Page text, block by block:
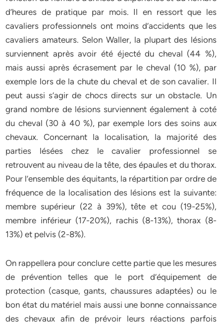
d’heures de pratique par mois. Il en ressort que les
cavaliers professionnels ont moins d’accidents que les
cavaliers amateurs. Selon Waller, la plupart des lésions
surviennent après avoir été éjecté du cheval (44 %),
mais aussi après écrasement par le cheval (10 %), par
exemple lors de la chute du cheval et de son cavalier. Il
peut aussi s’agir de chocs directs sur un obstacle. Un
grand nombre de lésions surviennent également à coté
du cheval (30 à 40 %), par exemple lors des soins aux
chevaux. Concernant la localisation, la majorité des
parties lésées chez le cavalier professionnel se
retrouvent au niveau de la tête, des épaules et du thorax.
Pour l’ensemble des équitants, la répartition par ordre de
fréquence de la localisation des lésions est la suivante:
membre supérieur (22 à 39%), tête et cou (19-25%),
membre inférieur (17-20%), rachis (8-13%), thorax (8-
13%) et pelvis (2-8%).
On rappellera pour conclure cette partie que les mesures
de prévention telles que le port d’équipement de
protection (casque, gants, chaussures adaptées) ou le
bon état du matériel mais aussi une bonne connaissance
des chevaux afin de prévoir leurs réactions parfois